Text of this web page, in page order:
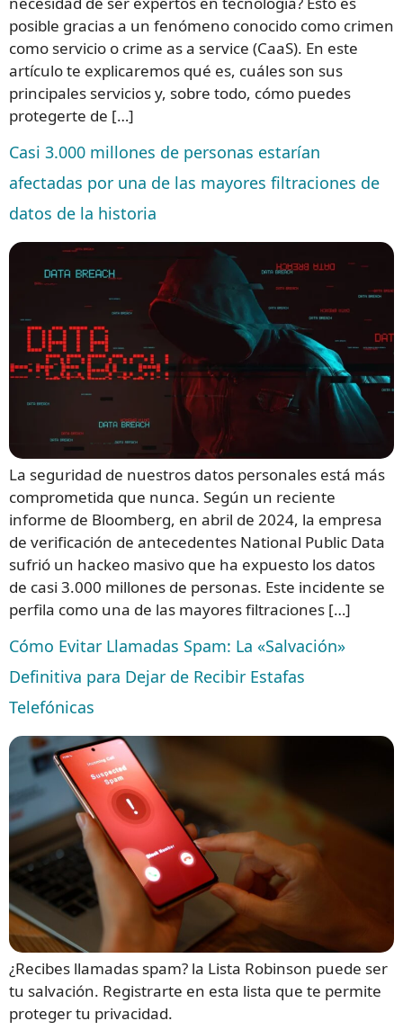
posible gracias a un fenómeno conocido como crimen
como servicio o crime as a service (CaaS). En este
artículo te explicaremos qué es, cuáles son sus
principales servicios y, sobre todo, cómo puedes
protegerte de […]
Casi 3.000 millones de personas estarían
afectadas por una de las mayores filtraciones de
datos de la historia
La seguridad de nuestros datos personales está más
comprometida que nunca. Según un reciente
informe de Bloomberg, en abril de 2024, la empresa
de verificación de antecedentes National Public Data
sufrió un hackeo masivo que ha expuesto los datos
de casi 3.000 millones de personas. Este incidente se
perfila como una de las mayores filtraciones […]
Cómo Evitar Llamadas Spam: La «Salvación»
Definitiva para Dejar de Recibir Estafas
Telefónicas
¿Recibes llamadas spam? la Lista Robinson puede ser
tu salvación. Registrarte en esta lista que te permite
proteger tu privacidad.